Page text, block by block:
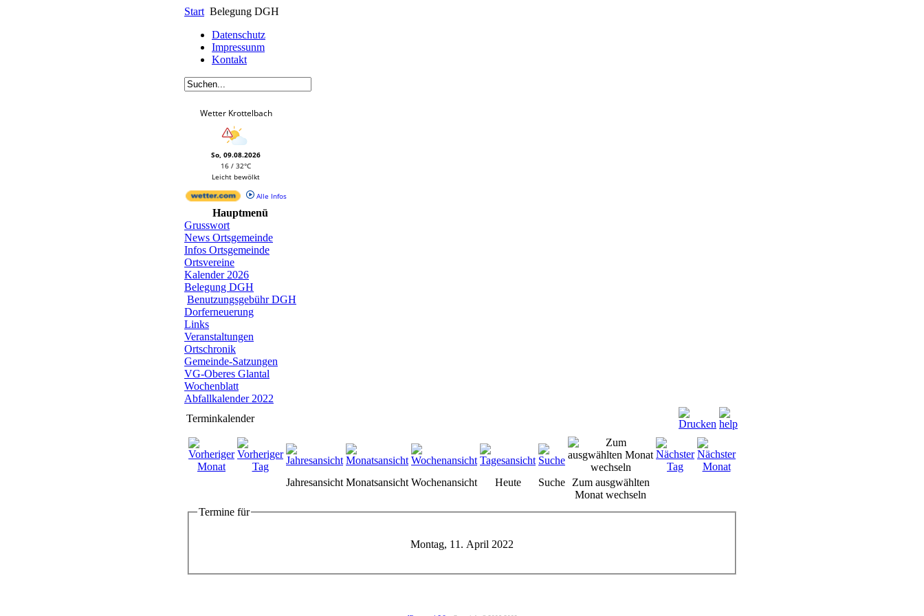
Start Belegung DGH
Datenschutz
Impressunm
Kontakt
Wetter Krottelbach
So, 09.08.2026
16 / 32°C
Leicht bewölkt
Alle Infos
Hauptmenü
Grusswort
News Ortsgemeinde
Infos Ortsgemeinde
Ortsvereine
Kalender 2026
Belegung DGH
Benutzungsgebühr DGH
Dorferneuerung
Links
Veranstaltungen
Ortschronik
Gemeinde-Satzungen
VG-Oberes Glantal
Wochenblatt
Abfallkalender 2022
Terminkalender
Jahresansicht Monatsansicht Wochenansicht Heute Suche
Zum ausgwählten
Monat wechseln
Termine für
Montag, 11. April 2022